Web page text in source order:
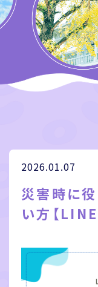
2026.01.07
災害時に役
い方【